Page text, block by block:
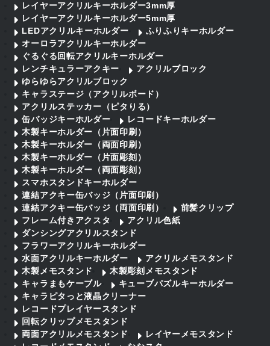
レイヤーアクリルキーホルダー3mm厚
レイヤーアクリルキーホルダー5mm厚
LEDアクリルキーホルダー
ふりふりキーホルダー
オーロラアクリルキーホルダー
ぐるぐる回転アクリルキーホルダー
レンチキュラーアクキー
アクリルブロック
ゆらゆらアクリルブロック
キャラステージ（アクリルボード）
アクリルステッカー（ピタりる）
缶バッジキーホルダー
レコードキーホルダー
木製キーホルダー（片面印刷）
木製キーホルダー（両面印刷）
木製キーホルダー（片面彫刻）
木製キーホルダー（両面彫刻）
スマホスタンドキーホルダー
連結アクキー缶バッジ（片面印刷）
連結アクキー缶バッジ（両面印刷）
前髪クリップ
フレーム付きアクスタ
アクリル色紙
ダンシングアクリルスタンド
フラワーアクリルキーホルダー
水面アクリルキーホルダー
アクリルメモスタンド
木製メモスタンド
木製彫刻メモスタンド
キャラまもケーブル
キューブパズルキーホルダー
キャラピタっと液晶クリーナー
レコードプレイヤースタンド
回転クリップメモスタンド
両面アクリルメモスタンド
レイヤーメモスタンド